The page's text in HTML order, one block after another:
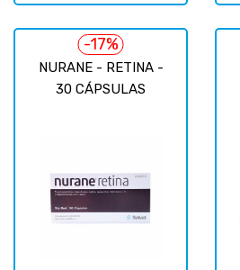
NURANE - RETINA -
30 CÁPSULAS
-17%